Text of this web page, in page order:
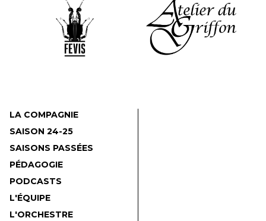
LA COMPAGNIE
SAISON 24-25
SAISONS PASSÉES
PÉDAGOGIE
PODCASTS
L'ÉQUIPE
L'ORCHESTRE